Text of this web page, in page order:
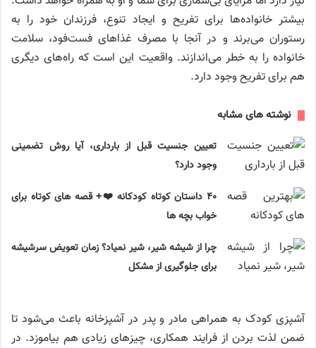
بیشتر خانواده‌ها برای تفریح و ایجاد تنوع، فرزندان خود را به
رستوران می‌برند و در آنجا با مصرف غذاهای فست‌فود، سلامت
خانواده را به خطر می‌اندازند. واقعیت این است که راه‌های دیگری
هم برای تفریح وجود دارد.
نوشته های مشابه
تعیین جنسیت قبل از بارداری، آیا روش تضمینی
وجود دارد؟
۴۰ داستان کوتاه کودکانه ❤️+ قصه های کوتاه برای
خواب بچه ها
چرا از شیشه شیر، شیر نمیاد؟ زمان تعویض سرشیشه
برای جلوگیری از مشکل
آشپزی کودک به همراهی مادر و پدر در آشپزخانه باعث می‌شود تا
ضمن لذت بردن از فرایند همکاری، چیزهای زیادی هم بیاموزد. در